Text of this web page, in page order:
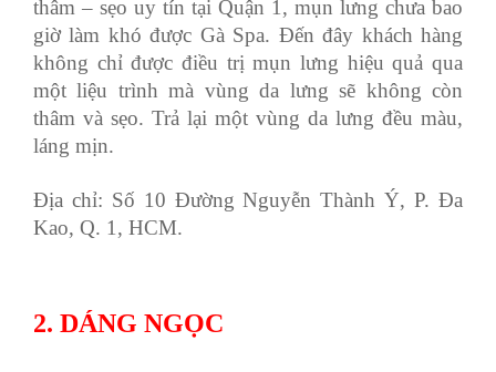
thâm – sẹo uy tín tại Quận 1, mụn lưng chưa bao
giờ làm khó được Gà Spa. Đến đây khách hàng
không chỉ được điều trị mụn lưng hiệu quả qua
một liệu trình mà vùng da lưng sẽ không còn
thâm và sẹo. Trả lại một vùng da lưng đều màu,
láng mịn.
Địa chỉ: Số 10 Đường Nguyễn Thành Ý, P. Đa
Kao, Q. 1, HCM.
2. DÁNG NGỌC